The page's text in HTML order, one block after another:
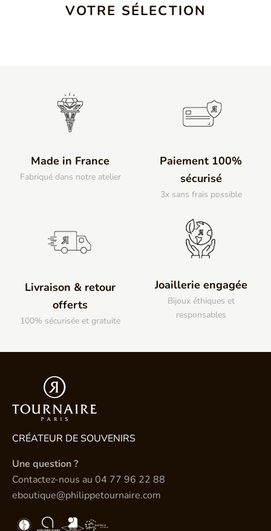
VOTRE SÉLECTION
Made in France
Fabriqué dans notre atelier
Paiement 100%
sécurisé
3x sans frais possible
Livraison & retour
offerts
100% sécurisée et gratuite
Joaillerie engagée
Bijoux éthiques et
responsables
CRÉATEUR DE SOUVENIRS
Une question ?
Contactez-nous au 04 77 96 22 88
eboutique@philippetournaire.com